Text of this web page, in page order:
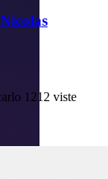
1212 viste